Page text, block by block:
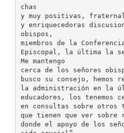
chas
y muy positivas,
y enriquecedoras
obispos,
miembros de la
Episcopal, la última la
Me mantengo
cerca de los señores
busco su consejo, hemos
la administración en la
educadores, los tenemos
en consultas sobre otros
que tienen que ver sobre
donde el apoyo de los